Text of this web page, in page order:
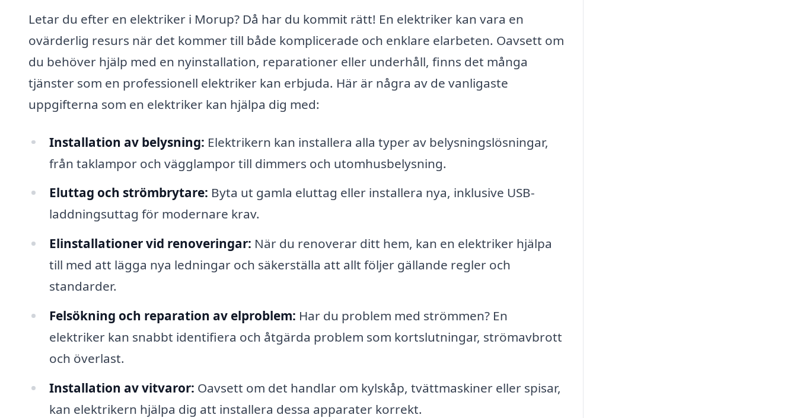
Letar du efter en elektriker i Morup? Då har du kommit rätt! En elektriker kan vara en
ovärderlig resurs när det kommer till både komplicerade och enklare elarbeten. Oavsett om
du behöver hjälp med en nyinstallation, reparationer eller underhåll, finns det många
tjänster som en professionell elektriker kan erbjuda. Här är några av de vanligaste
uppgifterna som en elektriker kan hjälpa dig med:
Installation av belysning: Elektrikern kan installera alla typer av belysningslösningar,
från taklampor och vägglampor till dimmers och utomhusbelysning.
Eluttag och strömbrytare: Byta ut gamla eluttag eller installera nya, inklusive USB-
laddningsuttag för modernare krav.
Elinstallationer vid renoveringar: När du renoverar ditt hem, kan en elektriker hjälpa
till med att lägga nya ledningar och säkerställa att allt följer gällande regler och
standarder.
Felsökning och reparation av elproblem: Har du problem med strömmen? En
elektriker kan snabbt identifiera och åtgärda problem som kortslutningar, strömavbrott
och överlast.
Installation av vitvaror: Oavsett om det handlar om kylskåp, tvättmaskiner eller spisar,
kan elektrikern hjälpa dig att installera dessa apparater korrekt.